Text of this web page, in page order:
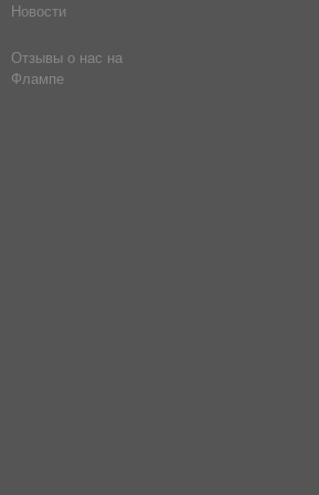
Новости
Отзывы о нас на
Флампе